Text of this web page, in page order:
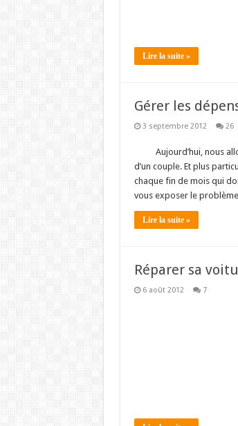
Lire la suite »
Gérer les
3 septembre 2012 26
Aujourd’hui, nous
d’un couple. Et plus
chaque fin de mois qui
vous exposer le
Lire la suite »
Réparer sa
6 août 2012 7